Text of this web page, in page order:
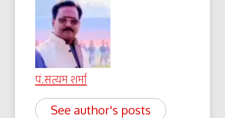
पं.सत्यम शर्मा
See author's posts